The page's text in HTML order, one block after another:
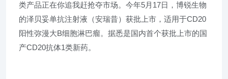
类产品正在你追我赶抢夺市场。今年5月17日，博锐生物
的泽贝妥单抗注射液（安瑞昔）获批上市，适用于CD20
阳性弥漫大B细胞淋巴瘤。据悉是国内首个获批上市的国
产CD20抗体1类新药。